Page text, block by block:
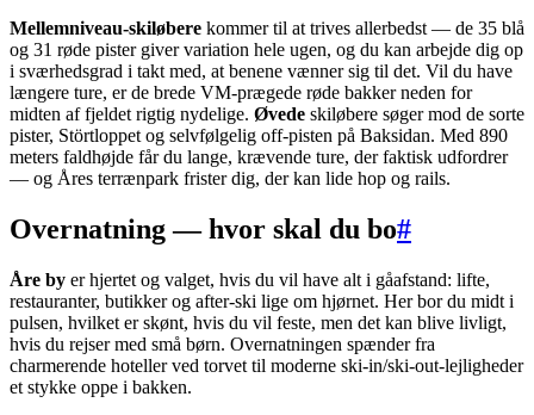
Mellemniveau-skiløbere kommer til at trives allerbedst — de 35 blå
og 31 røde pister giver variation hele ugen, og du kan arbejde dig op
i sværhedsgrad i takt med, at benene vænner sig til det. Vil du have
længere ture, er de brede VM-prægede røde bakker neden for
midten af fjeldet rigtig nydelige. Øvede skiløbere søger mod de sorte
pister, Störtloppet og selvfølgelig off-pisten på Baksidan. Med 890
meters faldhøjde får du lange, krævende ture, der faktisk udfordrer
— og Åres terrænpark frister dig, der kan lide hop og rails.
Overnatning — hvor skal du bo#
Åre by er hjertet og valget, hvis du vil have alt i gåafstand: lifte,
restauranter, butikker og after-ski lige om hjørnet. Her bor du midt i
pulsen, hvilket er skønt, hvis du vil feste, men det kan blive livligt,
hvis du rejser med små børn. Overnatningen spænder fra
charmerende hoteller ved torvet til moderne ski-in/ski-out-lejligheder
et stykke oppe i bakken.